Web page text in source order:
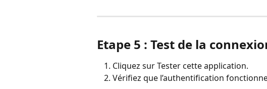
Etape 5 : Test de la
Cliquez sur Tester cette application.
Vérifiez que l’authentification